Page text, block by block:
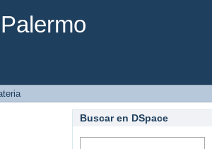
Buscar en DSpace